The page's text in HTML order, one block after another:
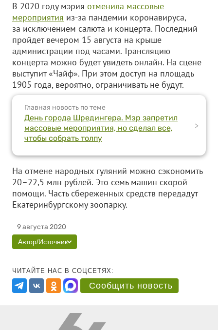
В 2020 году мэрия отменила массовые
мероприятия из-за пандемии коронавируса,
за исключением салюта и концерта. Последний
пройдет вечером 15 августа на крыше
администрации под часами. Трансляцию
концерта можно будет увидеть онлайн. На сцене
выступит «Чайф». При этом доступ на площадь
1905 года, вероятно, ограничивать не будут.
Главная новость по теме
День города Шредингера. Мэр запретил
массовые мероприятия, но сделал все,
чтобы собрать толпу
>
На отмене народных гуляний можно сэкономить
20–22,5 млн рублей. Это семь машин скорой
помощи. Часть сбереженных средств передадут
Екатеринбургскому зоопарку.
9 августа 2020
Автор/Источник
ЧИТАЙТЕ НАС В СОЦСЕТЯХ:
Сообщить новость